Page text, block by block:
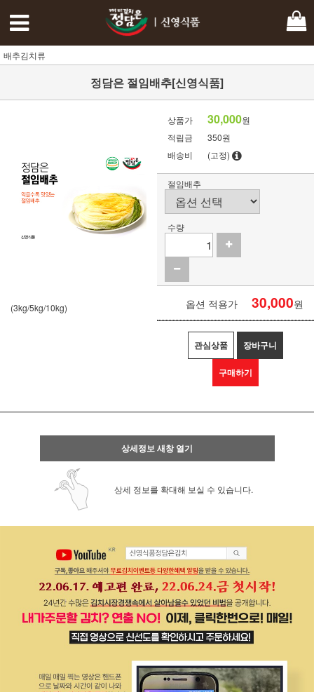
배추김치류
정담은 절임배추[신영식품]
(3kg/5kg/10kg)
상품가 30,000원
적립금
350원
배송비
(고정)
절임배추
수량
옵션 적용가 30,000원
관심상품 장바구니
구매하기
상세정보 새창 열기
상세 정보를 확대해 보실 수 있습니다.